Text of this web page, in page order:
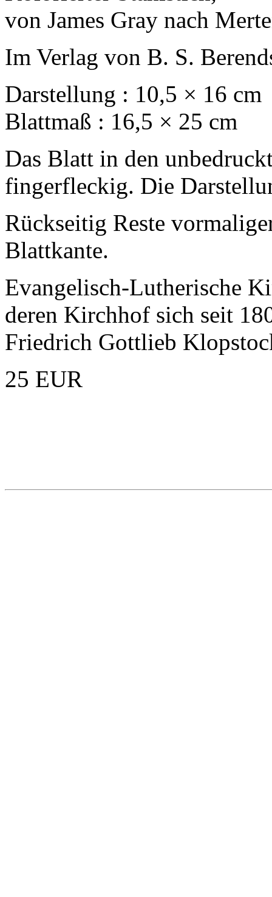
von James Gray nach
Im Verlag von B. S.
Darstellung : 10,5 × 16 cm
Blattmaß : 16,5 × 25 cm
Das Blatt in den
fingerfleckig. Die
Rückseitig Reste
Blattkante.
Evangelisch-Lutherische
deren Kirchhof sich seit
Friedrich Gottlieb
25 EUR